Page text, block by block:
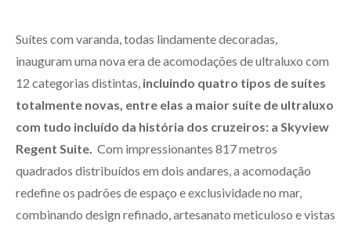
Suítes com varanda, todas lindamente decoradas,
inauguram uma nova era de acomodações de ultraluxo com
12 categorias distintas, incluindo quatro tipos de suítes
totalmente novas, entre elas a maior suíte de ultraluxo
com tudo incluído da história dos cruzeiros: a Skyview
Regent Suite. Com impressionantes 817 metros
quadrados distribuídos em dois andares, a acomodação
redefine os padrões de espaço e exclusividade no mar,
combinando design refinado, artesanato meticuloso e vistas